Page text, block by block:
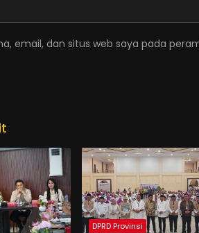
email, dan situs web saya pada
DPRD Provinsi